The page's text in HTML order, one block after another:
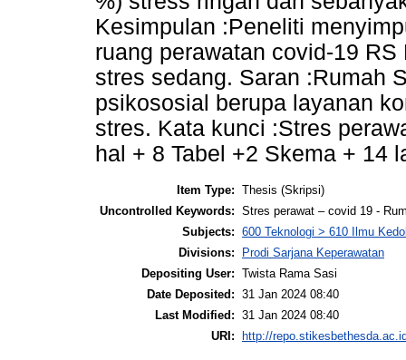
Kesimpulan :Peneliti
ruang perawatan covid-19
stres sedang. Saran :Rumah
psikososial berupa layanan
stres. Kata kunci :Stres
hal + 8 Tabel +2 Skema + 14
Item Type: Thesis (Skripsi)
Uncontrolled Keywords: Stres perawat – covid 19 -
Subjects: 600 Teknologi > 610 Ilmu
Divisions:
Prodi Sarjana Keperawatan
Depositing User: Twista Rama Sasi
Date Deposited: 31 Jan 2024 08:40
Last Modified: 31 Jan 2024 08:40
URI:
http://